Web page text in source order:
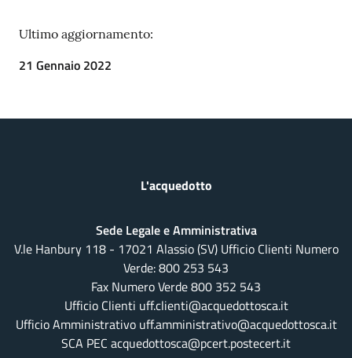
Ultimo aggiornamento:
21 Gennaio 2022
L'acquedotto
Sede Legale e Amministrativa
V.le Hanbury 118 - 17021 Alassio (SV) Ufficio Clienti Numero
Verde:800 253 543
Fax Numero Verde 800 352 543
Ufficio Clienti uff.clienti@acquedottosca.it
Ufficio Amministrativo uff.amministrativo@acquedottosca.it
SCA PEC acquedottosca@pcert.postecert.it